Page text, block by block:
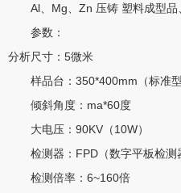
Al、Mg、Zn 压铸 塑料成型
参数：
分析尺寸：5微米
样品台：350*400mm（标准
倾斜角度：ma*60度
大电压：90KV（10W）
检测器：FPD（数字平板检测
检测倍率：6~160倍